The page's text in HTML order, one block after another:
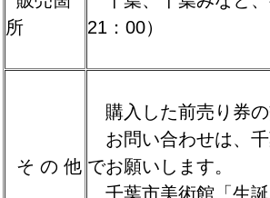
所
21：00）
そ の 他
購入した前売り券
お問い合わせは、
でお願いします。
千葉市美術館「生